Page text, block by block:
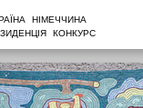
НІМЕЧЧИНА
КОНКУРС